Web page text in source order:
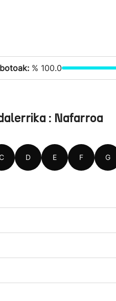
% 100.0
: Nafarroa
D E F G